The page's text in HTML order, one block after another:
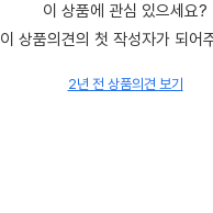
이 상품에 관심 있으세요?
이 상품의견의 첫 작성자가 되어
2년 전 상품의견 보기